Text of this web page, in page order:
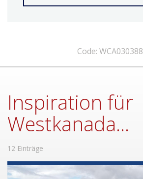
Code: WCA030388
Inspiration für
Westkanada...
12 Einträge